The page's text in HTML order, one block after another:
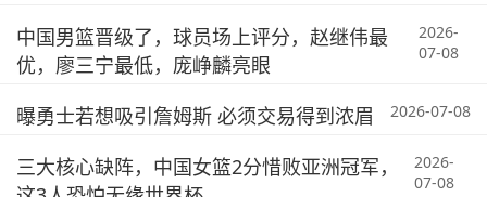
中国男篮晋级了，球员场上评分，赵继伟最
优，廖三宁最低，庞峥麟亮眼
2026-
07-08
曝勇士若想吸引詹姆斯 必须交易得到浓眉 2026-07-08
三大核心缺阵，中国女篮2分惜败亚洲冠军，
2026-
07-08